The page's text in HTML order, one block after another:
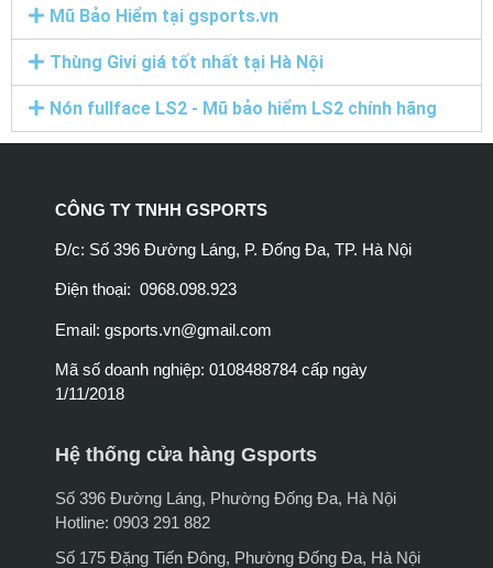
Mũ Bảo Hiểm tại gsports.vn
Thùng Givi giá tốt nhất tại Hà Nội
Nón fullface LS2 - Mũ bảo hiểm LS2 chính hãng
CÔNG TY TNHH GSPORTS
Đ/c: Số 396 Đường Láng, P. Đống Đa, TP. Hà Nội
Điện thoại: 0968.098.923
Email: gsports.vn@gmail.com
Mã số doanh nghiệp: 0108488784 cấp ngày
1/11/2018
Hệ thống cửa hàng Gsports
Số 396 Đường Láng, Phường Đống Đa, Hà Nội
Hotline: 0903 291 882
Số 175 Đặng Tiến Đông, Phường Đống Đa, Hà Nội